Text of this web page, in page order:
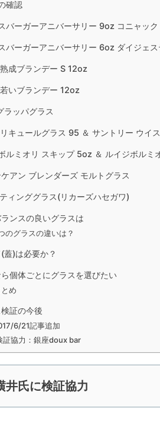
確認
バーガーアニバーサリー 9oz コニャック
バーガーアニバーサリー 6oz ダイジェ
成ブランデー S 12oz
いブランデー 12oz
ラッパグラス
キュールグラス 95 ＆ サントリー ウイ
ルミオリ スキップ 5oz ＆ ルイジボルミ
アン ブレンダーズ モルトグラス
ィンググラス(リカーズハセガワ)
ンスの良いグラスは
のグラスの違いは？
蓋)は必要か？
個体ごとにグラスを選びたい
とめ
証の今後
6/21記事追加
証協力：銀座doux bar
氏に検証協力